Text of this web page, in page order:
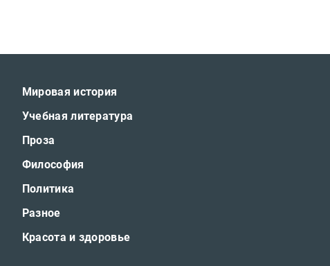
Мировая история
Учебная литература
Проза
Философия
Политика
Разное
Красота и здоровье